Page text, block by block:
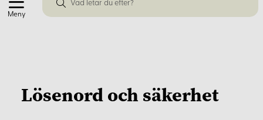
Meny
Lösenord och säkerhet